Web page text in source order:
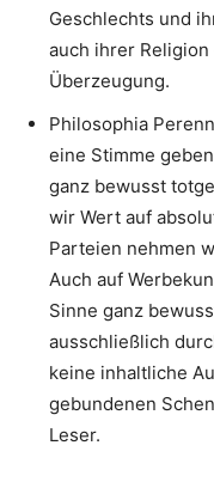
Geschlechts und
auch ihrer
Überzeugung.
Philosophia
eine Stimme
ganz bewusst
wir Wert auf
Parteien nehmen
Auch auf
Sinne ganz
ausschließlich
keine inhaltliche
gebundenen
Leser.